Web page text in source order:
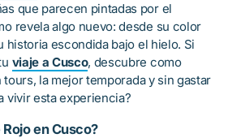
que parecen pintadas por el
revela algo nuevo: desde su color
historia escondida bajo el hielo. Si
viaje a Cusco, descubre como
la mejor temporada y sin gastar
vivir esta experiencia?
Rojo en Cusco?